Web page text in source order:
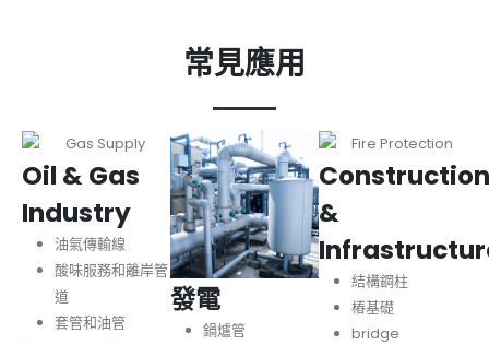
常見應用
Oil & Gas
Industry
油氣傳輸線
酸味服務和離岸管
道
套管和油管
發電
鍋爐管
Construction
&
結構鋼柱
樁基礎
bridge